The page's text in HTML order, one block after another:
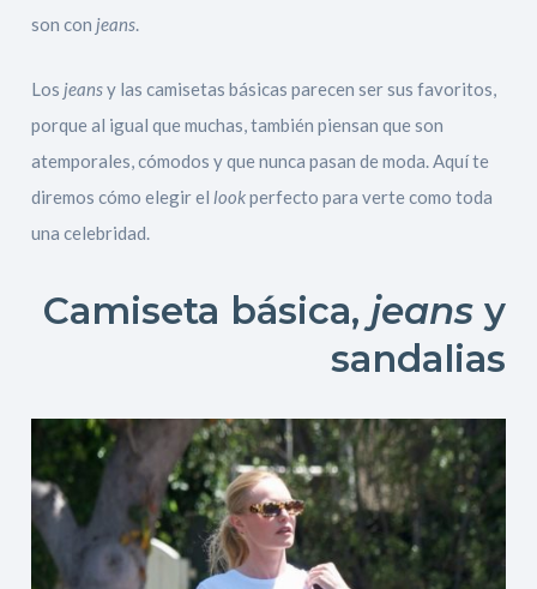
son con jeans.
Los jeansy las camisetas básicas parecen ser sus favoritos,
porque al igual que muchas, también piensan que son
atemporales, cómodos y que nunca pasan de moda. Aquí te
diremos cómo elegir el lookperfecto para verte como toda
una celebridad.
Camiseta básica, jeansy
sandalias